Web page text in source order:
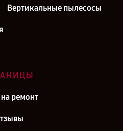
Вертикальные пылесосы
ремонт